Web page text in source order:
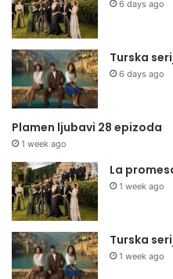
6 days ago
Turska
6 days ago
Plamen ljubavi 28 epizoda
1 week ago
La
1 week ago
Turska
1 week ago